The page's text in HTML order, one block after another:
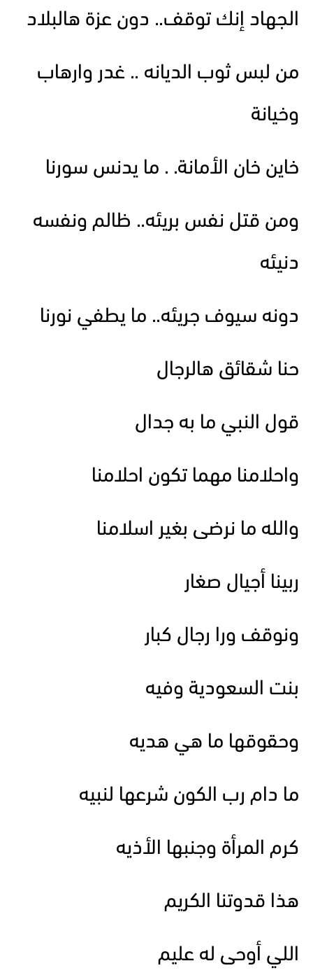
الجهاد إنك توقف.. دون عزة هالبلاد
من لبس ثوب الديانه .. غدر وارهاب
وخيانة
خاين خان الأمانة. . ما يدنس سورنا
ومن قتل نفس بريئه.. ظالم ونفسه
دنيئه
دونه سيوف جريئه.. ما يطفي نورنا
حنا شقائق هالرجال
قول النبي ما به جدال
واحلامنا مهما تكون احلامنا
والله ما نرضى بغير اسلامنا
ربينا أجيال صغار
ونوقف ورا رجال كبار
بنت السعودية وفيه
وحقوقها ما هي هديه
ما دام رب الكون شرعها لنبيه
كرم المرأة وجنبها الأذيه
هذا قدوتنا الكريم
اللي أوحى له عليم